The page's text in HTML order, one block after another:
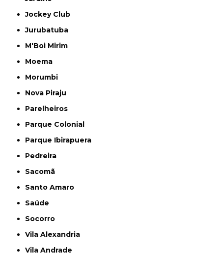
Jockey Club
Jurubatuba
M'Boi Mirim
Moema
Morumbi
Nova Piraju
Parelheiros
Parque Colonial
Parque Ibirapuera
Pedreira
Sacomã
Santo Amaro
Saúde
Socorro
Vila Alexandria
Vila Andrade